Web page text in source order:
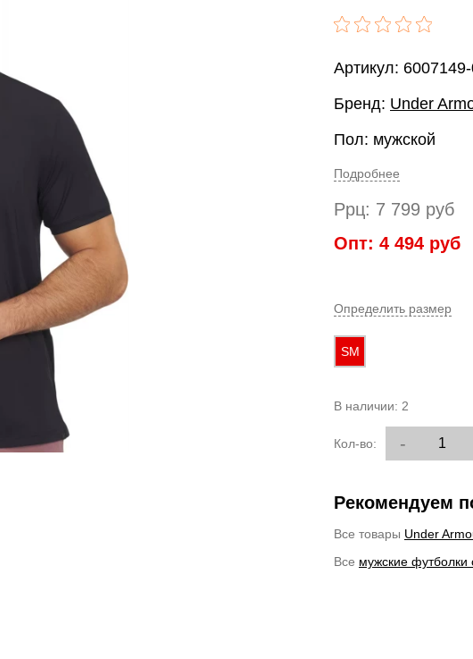
Артикул:
Бренд: Under
Пол: мужской
Подробнее
Ррц: 7 799 руб
Опт: 4 494 руб
Определить размер
SM
В наличии: 2
Кол-во: -
Рекомендуем
Все товары Under
Все мужские футболки